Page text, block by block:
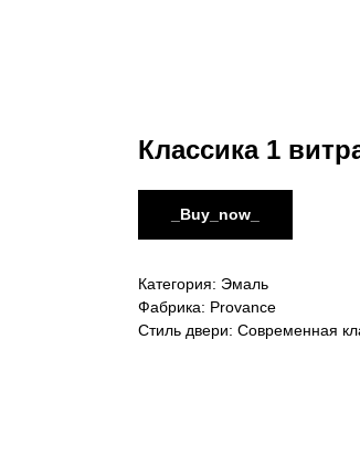
Классика 1
_Buy_now_
Категория: Эмаль
Фабрика: Provance
Стиль двери: Современная